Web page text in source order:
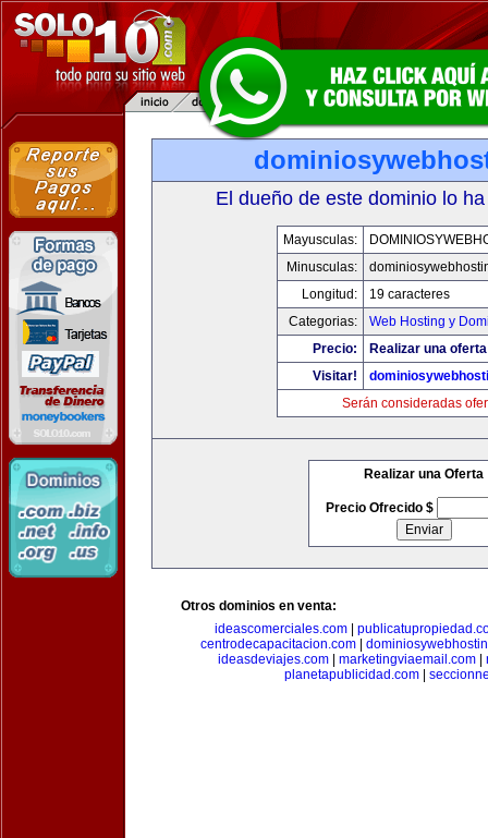
El dueño de este dominio lo
Mayusculas:
Minusculas:
Longitud:
19 caracteres
Categorias:
Web Hosting y
Precio:
Realizar una
Visitar!
Serán consideradas
Realizar una Oferta
Precio Ofrecido $
Otros dominios en venta:
ideascomerciales.com|
centrodecapacitacion.com
ideasdeviajes.com| marketingviaemail.com|
planetapublicidad.com|